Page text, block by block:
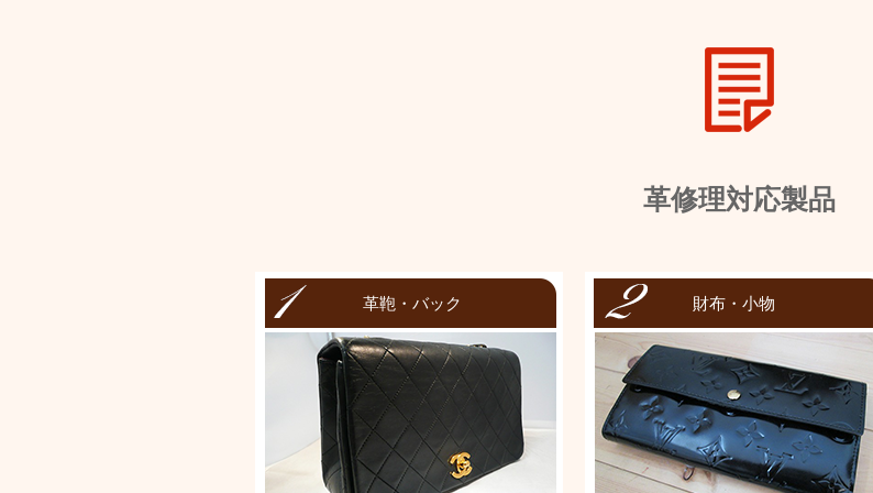
革修理対応製品
革鞄・バック 財布・小物